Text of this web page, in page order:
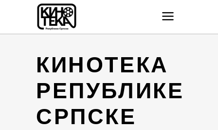
КИНОТЕКА
РЕПУБЛИКЕ
СРПСКЕ